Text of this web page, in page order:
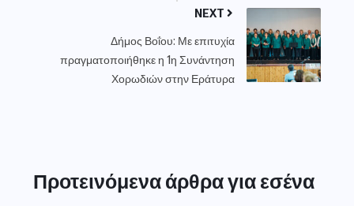
NEXT
Δήμος Βοΐου: Με επιτυχία
πραγματοποιήθηκε η 1η Συνάντηση
Χορωδιών στην Εράτυρα
Προτεινόμενα άρθρα για εσένα